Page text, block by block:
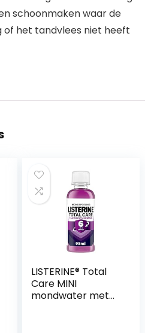
schoonmaken waar de
het tandvlees niet heeft
LISTERINE® Total
Care MINI
mondwater met